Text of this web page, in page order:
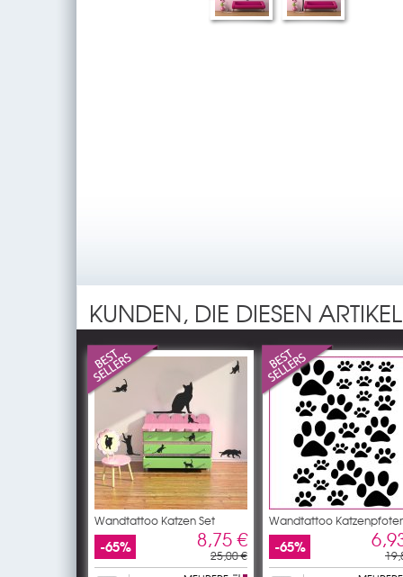
KUNDEN, DIE DIESEN
Wandtattoo Katzen Set
-65% 8,75 €
25,00 €
Wandtattoo
Set
-65%